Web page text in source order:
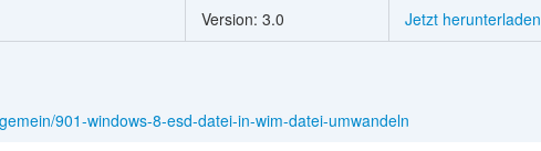
Version: 3.0 Jetzt herunterladen
901-windows-8-esd-datei-in-wim-datei-umwandeln